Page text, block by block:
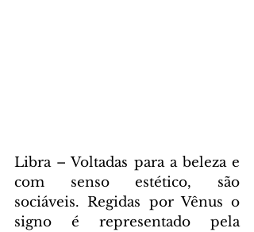
Libra – Voltadas para a beleza e
com senso estético, são
sociáveis. Regidas por Vênus o
signo é representado pela